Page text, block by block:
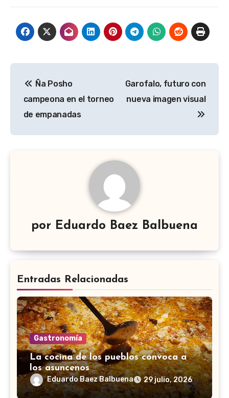
de
entradas
Ña Posho
campeona en el torneo
de empanadas
Garofalo, futuro con
nueva imagen visual
por Eduardo Baez Balbuena
Entradas Relacionadas
Gastronomía
La cocina de los pueblos convoca a
los asuncenos
Eduardo Baez Balbuena 29 julio, 2026